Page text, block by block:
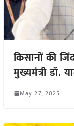
किसानों की
मुख्यमंत्री डॉ.
May 27, 2025